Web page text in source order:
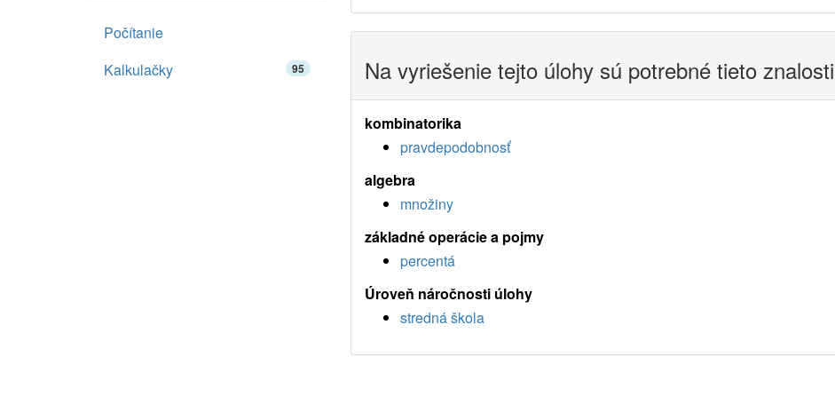
Na vyriešenie tejto úlohy sú potrebné tieto
kombinatorika
pravdepodobnosť
algebra
množiny
základné operácie a pojmy
percentá
Úroveň náročnosti úlohy
stredná škola
Počítanie
Kalkulačky
95